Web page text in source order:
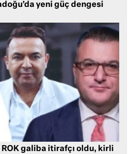
yeni güç dengesi
ROK galiba itirafçı oldu, kirli